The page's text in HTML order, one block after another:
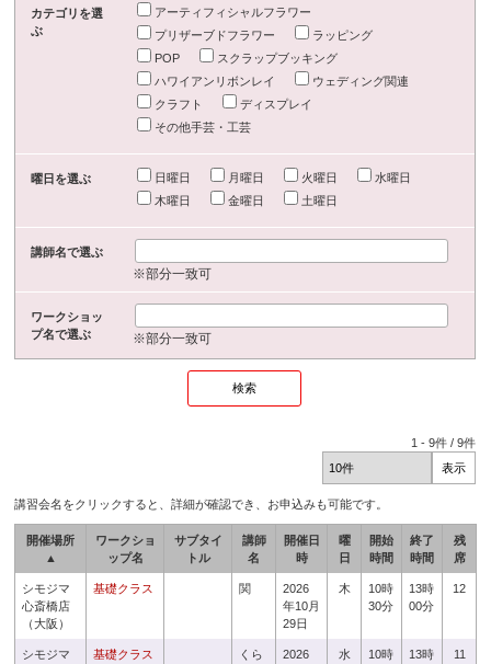
カテゴリを選
ぶ
アーティフィシャルフラワー
プリザーブドフラワー
ラッピング
POP
スクラップブッキング
ハワイアンリボンレイ
ウェディング関連
クラフト
ディスプレイ
その他手芸・工芸
曜日を選ぶ 日曜日 月曜日 火曜日
水曜日
木曜日
金曜日 土曜日
講師名で選ぶ
※部分一致可
ワークショッ
プ名で選ぶ
※部分一致可
1 -9件 /9件
講習会名をクリックすると、詳細が確認でき、お申込みも可能です。
開催場所
▲
ワークショ
ップ名
サブタイ
トル
講師
名
開催日
時
曜
日
開始
時間
終了
時間
残
席
シモジマ
心斎橋店
（大阪）
基礎クラス 関
2026
年10月
29日
木
10時
30分
13時
00分
12
シモジマ
基礎クラス
くら
2026
水
10時
13時
11